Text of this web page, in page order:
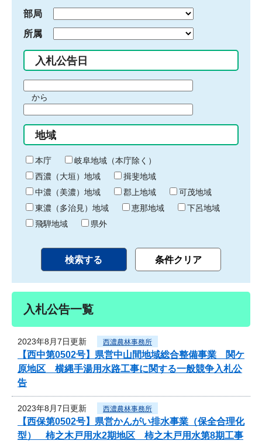
部局
所属
入札公告日
間
始
り
から
間
終
わ
り
地域
本庁
岐阜地域（本庁除く）
西濃（大垣）地域
揖斐地域
中濃（美濃）地域
郡上地域
可茂地域
東濃（多治見）地域
恵那地域
下呂地域
飛騨地域
県外
入札公告一覧
2023年8月7日更新 西濃農林事務所
【西中第0502号】県営中山間地域総合整備事業 関ケ
原地区 横縄手湯用水路工事に関する一般競争入札公
告
2023年8月7日更新 西濃農林事務所
【西保第0502号】県営かんがい排水事業（保全合理化
型） 柿之木戸用水2期地区 柿之木戸用水第8期工事